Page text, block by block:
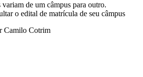
variam de um câmpus para outro.
o edital de matrícula de seu câmpus
Camilo Cotrim